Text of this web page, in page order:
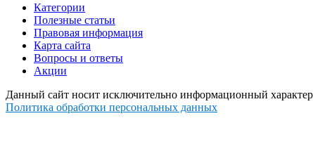
Категории
Полезные статьи
Правовая информация
Карта сайта
Вопросы и ответы
Акции
Данный сайт носит исключительно информационный
Политика обработки персональных данных